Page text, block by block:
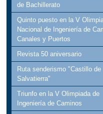
de Bachillerato
Quinto puesto en la V
Nacional de Ingeniería de
Canales y Puertos
Revista 50 aniversario
Ruta senderismo "Castillo de
Salvatierra"
Triunfo en la V Olimpiada de
Ingeniería de Caminos